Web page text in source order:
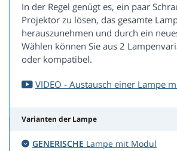
In der Regel genügt es, ein paar
Projektor zu lösen, das gesamte
herauszunehmen und durch ein
Wählen können Sie aus 2
oder kompatibel.
VIDEO - Austausch einer Lampe
Varianten der Lampe
GENERISCHE Lampe mit Modul